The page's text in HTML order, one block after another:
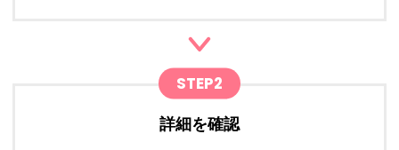
STEP2
詳細を確認